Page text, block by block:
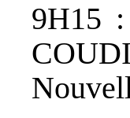
9H15 :